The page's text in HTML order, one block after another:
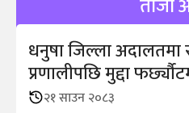
ताजा
धनुषा जिल्ला अदालतमा
प्रणालीपछि मुद्दा
२१ साउन २०८३